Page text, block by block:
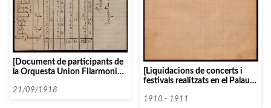
[Document de participants de
la Orquesta Union Filarmonica
21/09/1918
[Liquidacions de concerts i
festivals realitzats en el Palau
1910 - 1911